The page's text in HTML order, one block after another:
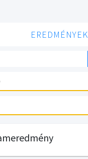
EREDMÉNYEK